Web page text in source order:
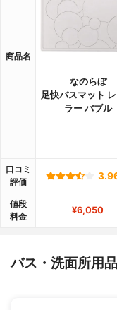
商品名
なのらぼ
足快バスマット
ラー バブル
口コミ
評価
値段
料金
¥6,050
バス・洗面所用